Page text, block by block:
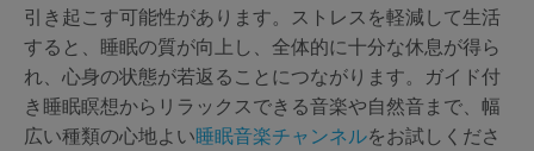
引き起こす可能性があります。ストレスを軽減して生活
すると、睡眠の質が向上し、全体的に十分な休息が得ら
れ、心身の状態が若返ることにつながります。ガイド付
き睡眠瞑想からリラックスできる音楽や自然音まで、幅
広い種類の心地よい睡眠音楽チャンネルをお試しくださ